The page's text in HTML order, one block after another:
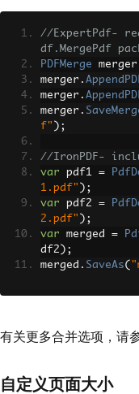
//ExpertPdf-
df.MergePdf
PDFMerge merger
merger .
merger .
merger .
f" );
//IronPDF-
var pdf1 =
1.pdf" );
var pdf2 =
2.pdf" );
var merged =
df2 );
merged . SaveAs(
有关更多合并选项，请
自定义页面大小